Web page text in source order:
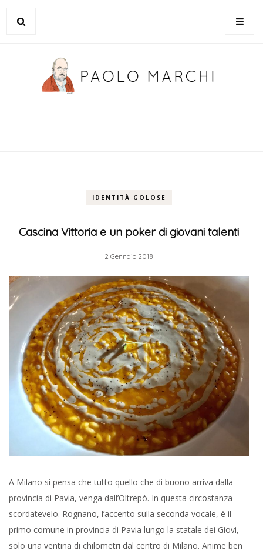
IDENTITÀ GOLOSE
Cascina Vittoria e un poker di giovani talenti
2 Gennaio 2018
A Milano si pensa che tutto quello che di buono arriva dalla
provincia di Pavia, venga dall’Oltrepò. In questa circostanza
scordatevelo. Rognano, l’accento sulla seconda vocale, è il
primo comune in provincia di Pavia lungo la statale dei Giovi,
solo una ventina di chilometri dal centro di Milano. Anime ben